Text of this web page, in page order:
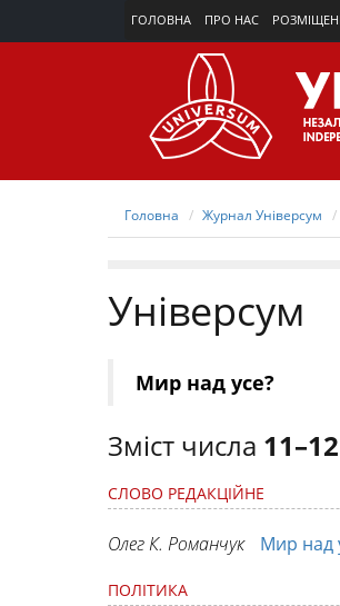
ГОЛОВНА ПРО НАС
Головна Журнал Універсум
Універсум
Мир над усе?
Зміст числа
СЛОВО РЕДАКЦІЙНЕ
Олег К. Романчук Мир над
ПОЛІТИКА